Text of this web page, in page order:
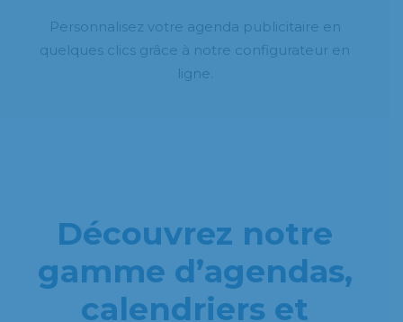
Personnalisez votre agenda publicitaire en
quelques clics grâce à notre configurateur en
ligne.
Découvrez notre
gamme d’agendas,
calendriers et